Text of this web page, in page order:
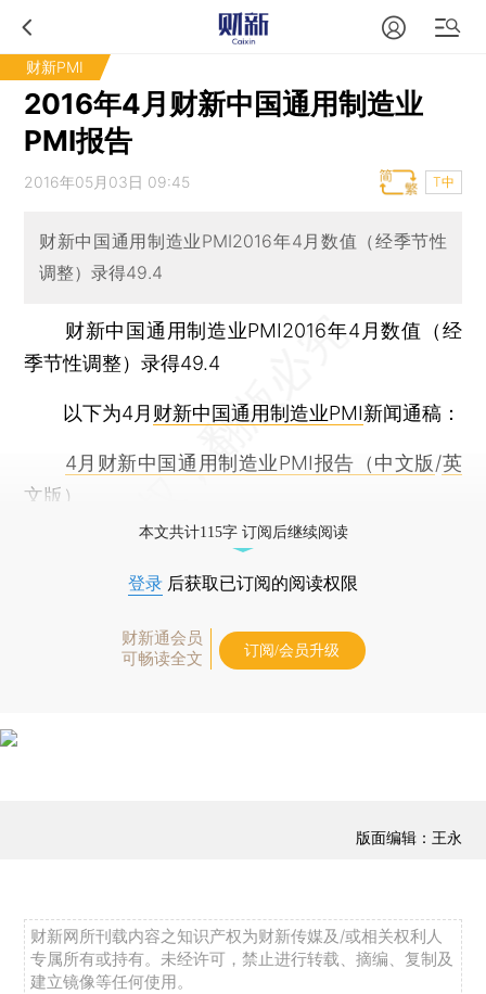
财新PMI
2016年4月财新中国通用制造业
PMI报告
2016年05月03日 09:45 T中
财新中国通用制造业PMI2016年4月数值（经季节性
调整）录得49.4
财新中国通用制造业PMI2016年4月数值（经
季节性调整）录得49.4
以下为4月 财新中国通用制造业PMI新闻通稿：
4月财新中国通用制造业PMI报告（中文版/英
文版 ）
本文共计115字 订阅后继续阅读
登录 后获取已订阅的阅读权限
财新通会员
可畅读全文
订阅/会员升级
版面编辑：王永
财新网所刊载内容之知识产权为财新传媒及/或相关权利人
专属所有或持有。未经许可，禁止进行转载、摘编、复制及
建立镜像等任何使用。